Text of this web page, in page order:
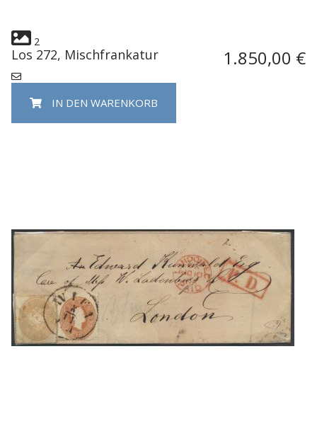
2
Los 272, Mischfrankatur 1.850,00 €
IN DEN WARENKORB